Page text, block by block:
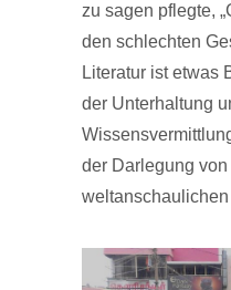
zu sagen pflegte,
den schlechten
Literatur ist etwas
der Unterhaltung
der Darlegung